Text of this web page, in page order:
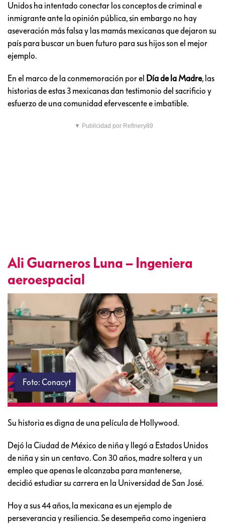
Unidos ha intentado conectar los conceptos de criminal e
inmigrante ante la opinión pública, sin embargo no hay
aseveración más falsa y las mamás mexicanas que dejaron su
país para buscar un buen futuro para sus hijos son el mejor
ejemplo.
En el marco de la conmemoración por el Día de la Madre, las
historias de estas 3 mexicanas dan testimonio del sacrificio y
esfuerzo de una comunidad efervescente e imbatible.
▼ Publicidad por Refinery89
Ali Guarneros Luna – Ingeniera
aeroespacial
Foto: Conacyt
Su historia es digna de una película de Hollywood.
Dejó la Ciudad de México de niña y llegó a Estados Unidos
de niña y sin un centavo. Con 30 años, madre soltera y un
empleo que apenas le alcanzaba para mantenerse,
decidió estudiar su carrera en la Universidad de San José.
Hoy a sus 44 años, la mexicana es un ejemplo de
perseverancia y resiliencia. Se desempeña como ingeniera